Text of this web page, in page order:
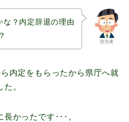
担当者
な？内定辞退の理由
内定をもらったから県庁へ就
。
かったです･･･。